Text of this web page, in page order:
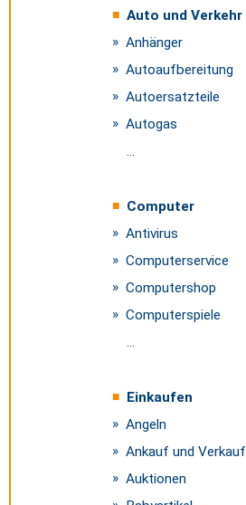
Auto und Verkehr
Anhänger
Autoaufbereitung
Autoersatzteile
Autogas
...
Computer
Antivirus
Computerservice
Computershop
Computerspiele
...
Einkaufen
Angeln
Ankauf und Verkauf
Auktionen